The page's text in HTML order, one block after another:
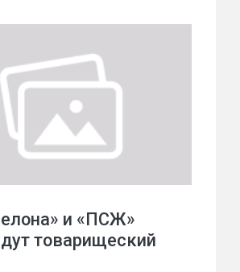
и «ПСЖ»
товарищеский